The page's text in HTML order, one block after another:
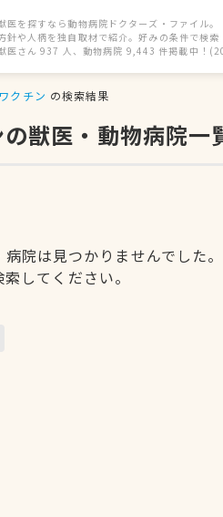
医を探すなら動物病院ドクターズ・ファイル。
針や人柄を独自取材で紹介。好みの条件で検索
医さん 937 人、動物病院 9,443 件掲載中！
クチン の検索結果
獣医・動物病院一
院は見つかりませんでした。
してください。